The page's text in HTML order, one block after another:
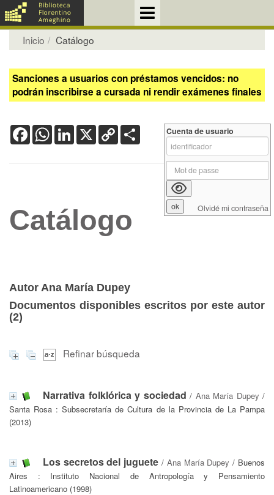
Inicio Catálogo
Sanciones a usuarios con préstamos vencidos: no
podrán inscribirse a cursada ni rendir exámenes finales
FacebookWhatsApp
LinkedIn
X Copy
Link
Catálogo
Autor Ana María Dupey
Documentos disponibles escritos por este autor
(2)
Refinar búsqueda
Narrativa folklórica y sociedad / Ana María Dupey /
Santa Rosa : Subsecretaría de Cultura de la Provincia de La Pampa
(2013)
Los secretos del juguete / Ana María Dupey / Buenos
Aires : Instituto Nacional de Antropología y Pensamiento
Latinoamericano (1998)
Cuenta de usuario
Olvidé mi contraseña